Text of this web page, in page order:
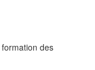
des